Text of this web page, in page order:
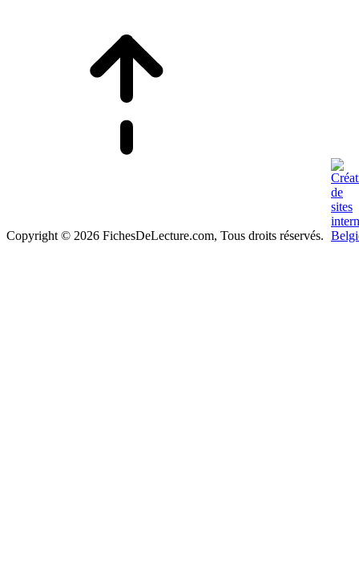
Copyright © 2026 FichesDeLecture.com, Tous droits réservés.